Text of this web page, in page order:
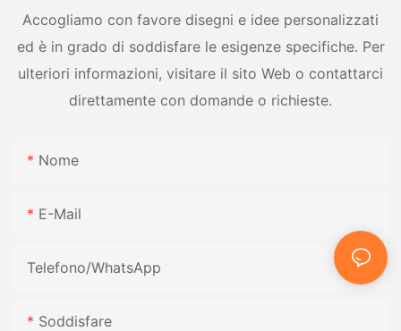
Accogliamo con favore disegni e idee personalizzati
ed è in grado di soddisfare le esigenze specifiche. Per
ulteriori informazioni, visitare il sito Web o contattarci
direttamente con domande o richieste.
Nome
E-Mail
Telefono/WhatsApp
Soddisfare